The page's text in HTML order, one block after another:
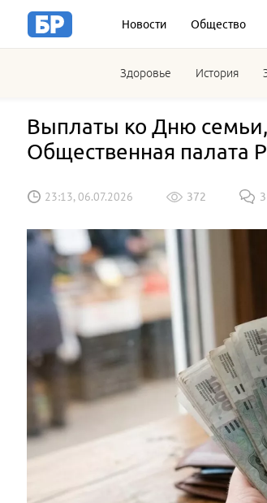
Новости Общество
Здоровье История
Выплаты ко Дню
Общественная палата
23:13, 06.07.2026 372 3